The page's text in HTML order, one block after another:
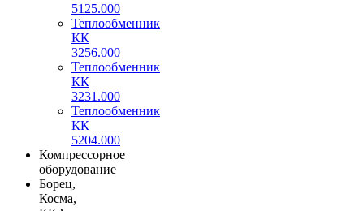
5125.000
Теплообменник
КК
3256.000
Теплообменник
КК
3231.000
Теплообменник
КК
5204.000
Компрессорное
оборудование
Борец,
Косма,